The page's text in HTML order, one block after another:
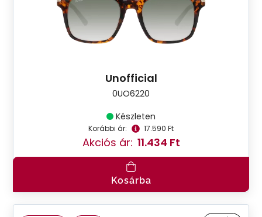
Unofficial
0UO6220
Készleten
Korábbi ár: 17.590 Ft
Akciós ár: 11.434 Ft
Kosárba